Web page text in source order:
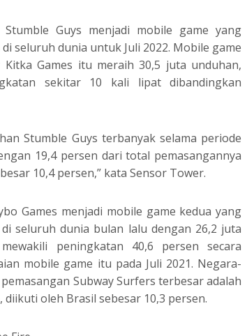
Guys menjadi mobile game yang
seluruh dunia untuk Juli 2022. Mobile game
Kitka Games itu meraih 30,5 juta unduhan,
sekitar 10 kali lipat dibandingkan
Stumble Guys terbanyak selama periode
19,4 persen dari total pemasangannya
10,4 persen,” kata Sensor Tower.
Games menjadi mobile game kedua yang
seluruh dunia bulan lalu dengan 26,2 juta
peningkatan 40,6 persen secara
mobile game itu pada Juli 2021. Negara-
Subway Surfers terbesar adalah
diikuti oleh Brasil sebesar 10,3 persen.